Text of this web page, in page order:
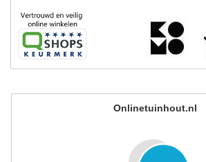
Onlinetuinhout.nl